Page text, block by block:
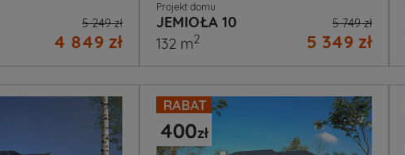
5 249 zł
4 849 zł
Projekt domu
JEMIOŁA 10 5 749 zł
5 349 zł
132 m2